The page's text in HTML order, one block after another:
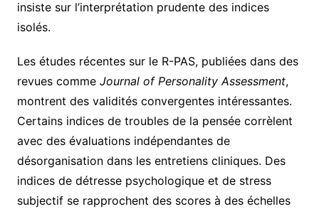
insiste sur l’interprétation prudente des indices
isolés.
Les études récentes sur le R-PAS, publiées dans des
revues comme Journal of Personality Assessment,
montrent des validités convergentes intéressantes.
Certains indices de troubles de la pensée corrèlent
avec des évaluations indépendantes de
désorganisation dans les entretiens cliniques. Des
indices de détresse psychologique et de stress
subjectif se rapprochent des scores à des échelles